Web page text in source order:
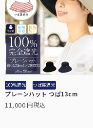
100%遮光 つば裏遮光
プレーンハット つば13cm
11,000 税込